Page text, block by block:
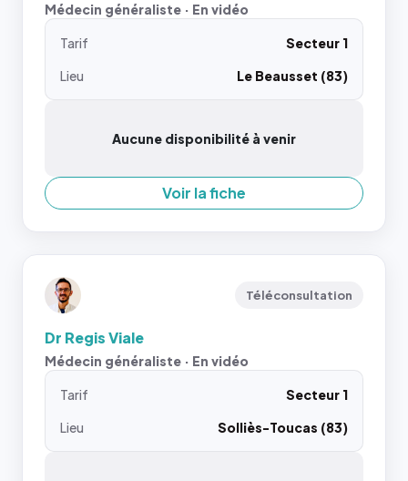
Médecin généraliste · En vidéo
Tarif
Secteur 1
Lieu
Le Beausset (83)
Aucune disponibilité à venir
Voir la fiche
Téléconsultation
Dr Regis Viale
Médecin généraliste · En vidéo
Tarif
Secteur 1
Lieu
Solliès-Toucas (83)